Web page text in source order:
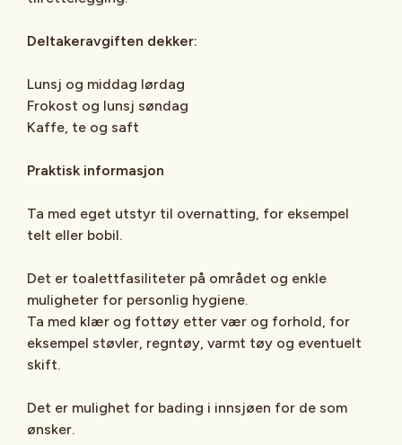
Deltakeravgiften dekker:
Lunsj og middag lørdag
Frokost og lunsj søndag
Kaffe, te og saft
Praktisk informasjon
Ta med eget utstyr til overnatting, for eksempel
telt eller bobil.
Det er toalettfasiliteter på området og enkle
muligheter for personlig hygiene.
Ta med klær og fottøy etter vær og forhold, for
eksempel støvler, regntøy, varmt tøy og eventuelt
skift.
Det er mulighet for bading i innsjøen for de som
ønsker.